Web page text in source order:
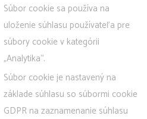
Súbor cookie sa používa na
uloženie súhlasu používateľa pre
súbory cookie v kategórii
„Analytika“.
Súbor cookie je nastavený na
základe súhlasu so súbormi cookie
GDPR na zaznamenanie súhlasu